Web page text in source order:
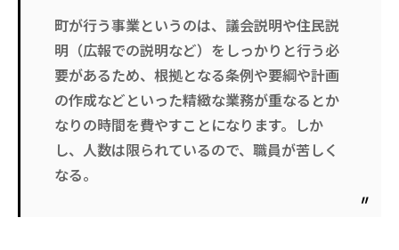
町が行う事業というのは、議会説明や住民説
明（広報での説明など）をしっかりと行う必
要があるため、根拠となる条例や要綱や計画
の作成などといった精緻な業務が重なるとか
なりの時間を費やすことになります。しか
し、人数は限られているので、職員が苦しく
なる。